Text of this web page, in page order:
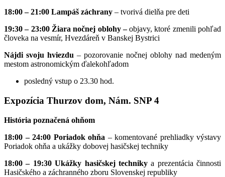
18:00 – 21:00 Lampáš záchrany – tvorivá dielňa pre deti
19:30 – 23:00 Žiara nočnej oblohy –objavy, ktoré zmenili pohľad
človeka na vesmír, Hvezdáreň v Banskej Bystrici
Nájdi svoju hviezdu – pozorovanie nočnej oblohy nad medeným
mestom astronomickým ďalekohľadom
posledný vstup o 23.30 hod.
Expozícia Thurzov dom, Nám. SNP 4
História poznačená ohňom
18:00 – 24:00 Poriadok ohňa – komentované prehliadky výstavy
Poriadok ohňa a ukážky dobovej hasičskej techniky
18:00 – 19:30 Ukážky hasičskej technikya prezentácia činnosti
Hasičského a záchranného zboru Slovenskej republiky